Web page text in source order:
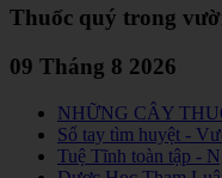
Thuốc quý trong
09 Tháng 8 2026
NHỮNG CÂY
Sổ tay tìm huyệt -
Tuệ Tĩnh toàn tập -